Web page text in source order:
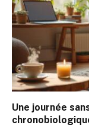
Une journée